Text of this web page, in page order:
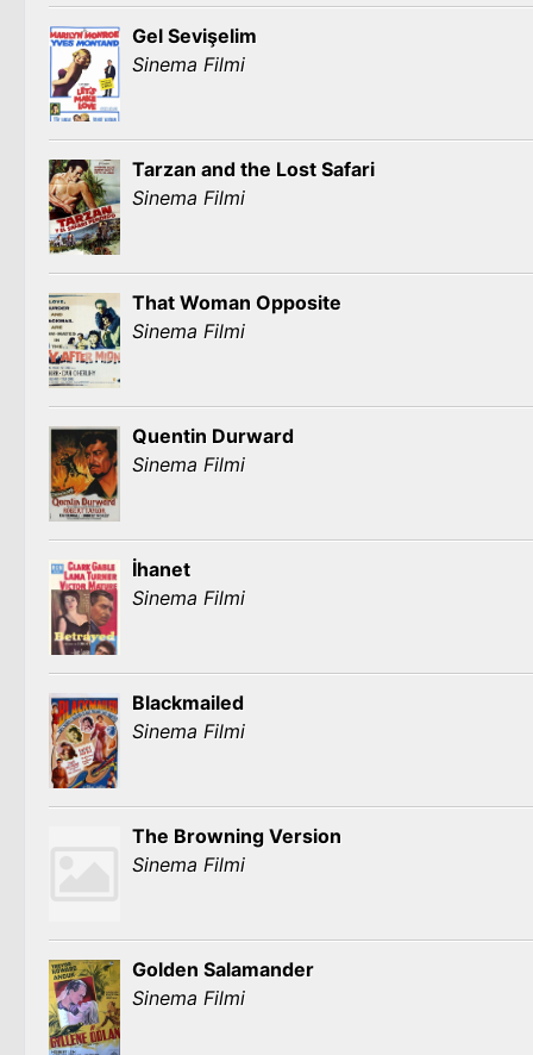
Gel Sevişelim
Sinema Filmi
Tarzan and the Lost Safari
Sinema Filmi
That Woman Opposite
Sinema Filmi
Quentin Durward
Sinema Filmi
İhanet
Sinema Filmi
Blackmailed
Sinema Filmi
The Browning Version
Sinema Filmi
Golden Salamander
Sinema Filmi